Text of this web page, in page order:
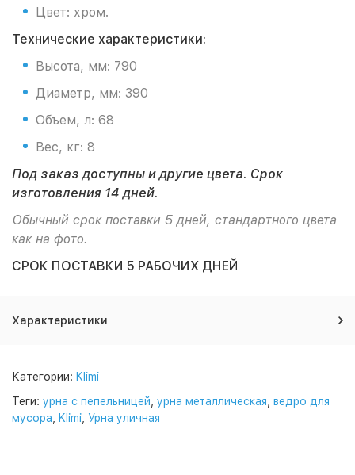
Цвет: хром.
Технические характеристики:
Высота, мм: 790
Диаметр, мм: 390
Объем, л: 68
Вес, кг: 8
Под заказ доступны и другие цвета. Срок
изготовления 14 дней.
Обычный срок поставки 5 дней, стандартного цвета
как на фото.
СРОК ПОСТАВКИ 5 РАБОЧИХ ДНЕЙ
Характеристики
Категории: Klimi
Теги: урна с пепельницей урна металлическая ведро для
мусора
Klimi Урна уличная